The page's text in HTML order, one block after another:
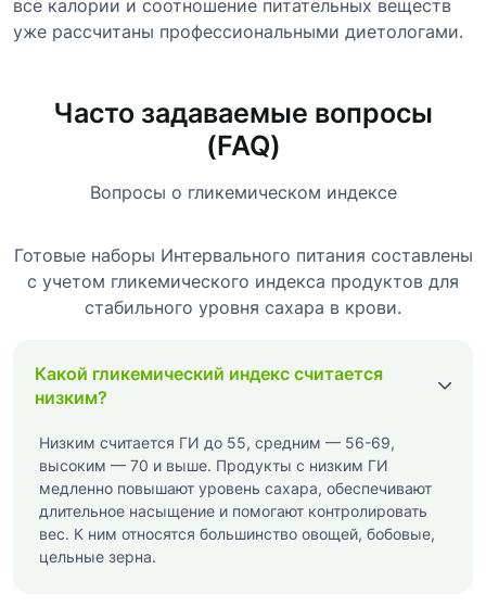
все калории и соотношение питательных веществ
уже рассчитаны профессиональными диетологами.
Часто задаваемые вопросы
(FAQ)
Вопросы о гликемическом индексе
Готовые наборы Интервального питания составлены
с учетом гликемического индекса продуктов для
стабильного уровня сахара в крови.
Какой гликемический индекс считается
низким?
Низким считается ГИ до 55, средним — 56-69,
высоким — 70 и выше. Продукты с низким ГИ
медленно повышают уровень сахара, обеспечивают
длительное насыщение и помогают контролировать
вес. К ним относятся большинство овощей, бобовые,
цельные зерна.